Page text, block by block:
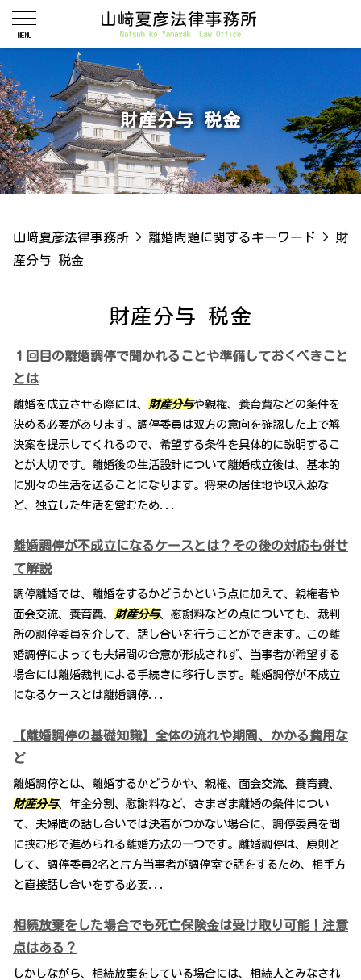
財産分与 税金
山﨑夏彦法律事務所 > 離婚問題に関するキーワード >
財
産分与 税金
財産分与 税金
１回目の離婚調停で聞かれることや準備しておくべきこと
とは
離婚を成立させる際には、 財産分与や親権、養育費などの条件を
決める必要があります。調停委員は双方の意向を確認した上で解
決案を提示してくれるので、希望する条件を具体的に説明するこ
とが大切です。離婚後の生活設計について離婚成立後は、基本的
に別々の生活を送ることになります。将来の居住地や収入源な
ど、独立した生活を営むため...
離婚調停が不成立になるケースとは？その後の対応も併せ
て解説
調停離婚では、離婚をするかどうかという点に加えて、親権者や
面会交流、養育費、 財産分与、慰謝料などの点についても、裁判
所の調停委員を介して、話し合いを行うことができます。この離
婚調停によっても夫婦間の合意が形成されず、当事者が希望する
場合には離婚裁判による手続きに移行します。離婚調停が不成立
になるケースとは離婚調停...
【離婚調停の基礎知識】全体の流れや期間、かかる費用な
ど
離婚調停とは、離婚するかどうかや、親権、面会交流、養育費、
財産分与、年金分割、慰謝料など、さまざま離婚の条件につい
て、夫婦間の話し合いでは決着がつかない場合に、調停委員を間
に挟む形で進められる離婚方法の一つです。離婚調停は、原則と
して、調停委員2名と片方当事者が調停室で話をするため、相手方
と直接話し合いをする必要...
相続放棄をした場合でも死亡保険金は受け取り可能！注意
点はある？
しかしながら、相続放棄をしている場合には、相続人とみなされ